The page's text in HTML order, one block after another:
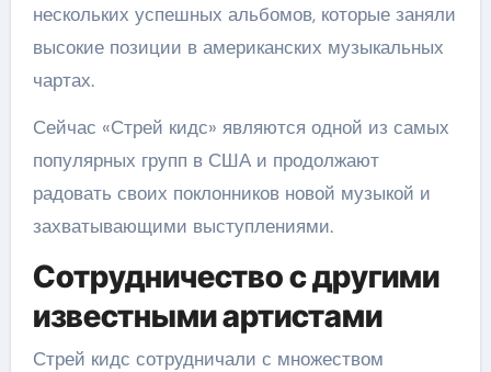
нескольких успешных альбомов, которые заняли
высокие позиции в американских музыкальных
чартах.
Сейчас «Стрей кидс» являются одной из самых
популярных групп в США и продолжают
радовать своих поклонников новой музыкой и
захватывающими выступлениями.
Сотрудничество с другими
известными артистами
Стрей кидс сотрудничали с множеством